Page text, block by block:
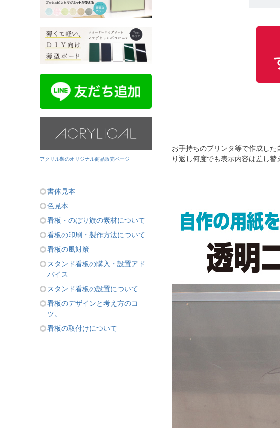
アクリル製のオリジナル商品販売ページ
書体見本
色見本
看板・のぼり旗の素材について
看板の印刷・製作方法について
看板の風対策
スタンド看板の購入・設置アド
バイス
スタンド看板の設置について
看板のデザインと考え方のコ
ツ。
看板の取付けについて
お手持ちのプリンタ等で作成し
り返し何度でも表示内容は差し替